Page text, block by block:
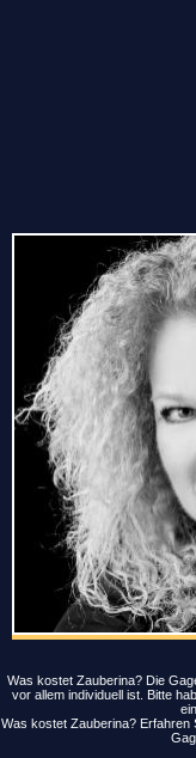
Was kostet Zauberina? Die
vor allem individuell ist. Bitte
Was kostet Zauberina? Erfahren